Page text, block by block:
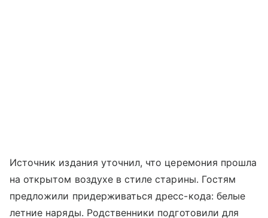
Источник издания уточнил, что церемония прошла
на открытом воздухе в стиле старины. Гостям
предложили придерживаться дресс-кода: белые
летние наряды. Родственники подготовили для